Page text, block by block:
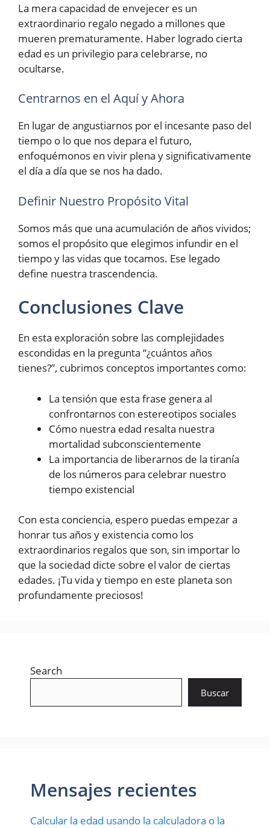
La mera capacidad de envejecer es un
extraordinario regalo negado a millones que
mueren prematuramente. Haber logrado cierta
edad es un privilegio para celebrarse, no
ocultarse.
Centrarnos en el Aquí y Ahora
En lugar de angustiarnos por el incesante paso del
tiempo o lo que nos depara el futuro,
enfoquémonos en vivir plena y significativamente
el día a día que se nos ha dado.
Definir Nuestro Propósito Vital
Somos más que una acumulación de años vividos;
somos el propósito que elegimos infundir en el
tiempo y las vidas que tocamos. Ese legado
define nuestra trascendencia.
Conclusiones Clave
En esta exploración sobre las complejidades
escondidas en la pregunta “¿cuántos años
tienes?”, cubrimos conceptos importantes como:
La tensión que esta frase genera al
confrontarnos con estereotipos sociales
Cómo nuestra edad resalta nuestra
mortalidad subconscientemente
La importancia de liberarnos de la tiranía
de los números para celebrar nuestro
tiempo existencial
Con esta conciencia, espero puedas empezar a
honrar tus años y existencia como los
extraordinarios regalos que son, sin importar lo
que la sociedad dicte sobre el valor de ciertas
edades. ¡Tu vida y tiempo en este planeta son
profundamente preciosos!
Search
Buscar
Mensajes recientes
Calcular la edad usando la calculadora o la